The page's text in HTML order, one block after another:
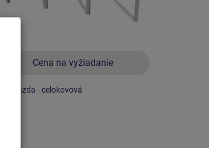
Cena na vyžiadanie
Trojhrazda - celokovová